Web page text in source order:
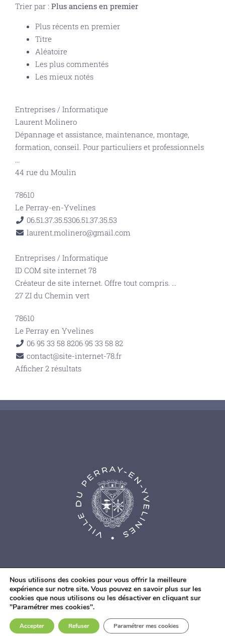
Trier par : Plus anciens en premier
Plus récents en premier
Titre
Aléatoire
Les plus commentés
Les mieux notés
Entreprises / Informatique
Laurent Molinero
Dépannage et assistance, maintenance, montage,
formation, conseil. Pour particuliers et professionnels
...
44 rue du Moulin
78610
Le Perray-en-Yvelines
06.51.37.35.5306.51.37.35.53
laurent.molinero@gmail.com
Entreprises / Informatique
ID COM site internet 78
Créateur de site internet. Offre tout compris. ...
27 ZI du Chemin vert
78610
Le Perray en Yvelines
06 95 33 58 8206 95 33 58 82
contact@site-internet-78.fr
Afficher 2 résultats
© Agence Web Fidesio|Mentions légales|Politique de
confidentialité|Contacts
Nous utilisons des cookies pour vous offrir la meilleure
expérience sur notre site. Vous pouvez en savoir plus sur les
cookies que nous utilisons ou les désactiver en cliquant sur
"Paramétrer mes cookies".
Accepter Refuser Paramétrer mes cookies